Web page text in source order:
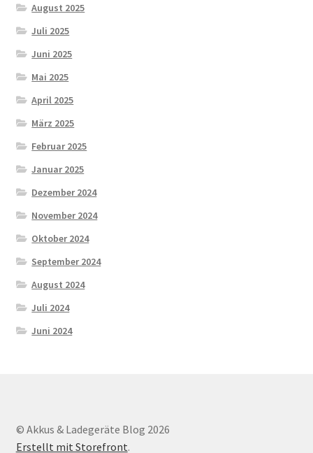
August 2025
Juli 2025
Juni 2025
Mai 2025
April 2025
März 2025
Februar 2025
Januar 2025
Dezember 2024
November 2024
Oktober 2024
September 2024
August 2024
Juli 2024
Juni 2024
© Akkus & Ladegeräte Blog 2026
Erstellt mit Storefront.